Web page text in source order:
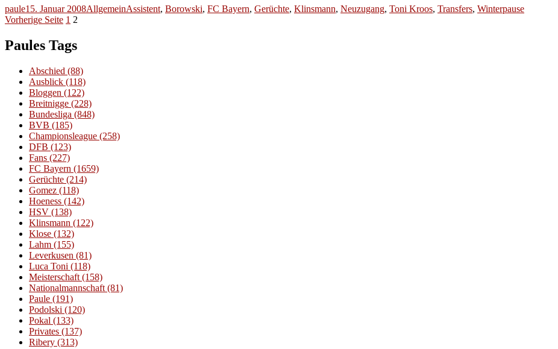
Autor
pauleVeröffentlicht
am
15. Januar 2008Kategorien
AllgemeinSchlagwörter
Assistent, Borowski, FC Bayern, Gerüchte, Klinsmann, Neuzugang, Toni Kroos, Transfers, Winterpause
Seitennummerierung
der
Beiträge
Vorherige Seite Seite
1 Seite
2
Paules Tags
Abschied (88)
Ausblick (118)
Bloggen (122)
Breitnigge (228)
Bundesliga (848)
BVB (185)
Championsleague (258)
DFB (123)
Fans (227)
FC Bayern (1659)
Gerüchte (214)
Gomez (118)
Hoeness (142)
HSV (138)
Klinsmann (122)
Klose (132)
Lahm (155)
Leverkusen (81)
Luca Toni (118)
Meisterschaft (158)
Nationalmannschaft (81)
Paule (191)
Podolski (120)
Pokal (133)
Privates (137)
Ribery (313)